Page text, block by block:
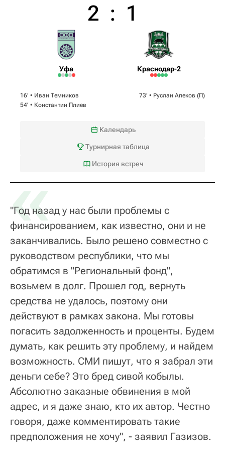
Уфа
2 : 1
Краснодар-2
16‎’‎ • Иван Темников
54‎’‎ • Константин Плиев
73‎’‎ • Руслан Апеков (П)
Календарь
Турнирная таблица
История встреч
«
"Год назад у нас были проблемы с
финансированием, как известно, они и не
заканчивались. Было решено совместно с
руководством республики, что мы
обратимся в "Региональный фонд",
возьмем в долг. Прошел год, вернуть
средства не удалось, поэтому они
действуют в рамках закона. Мы готовы
погасить задолженность и проценты. Будем
думать, как решить эту проблему, и найдем
возможность. СМИ пишут, что я забрал эти
деньги себе? Это бред сивой кобылы.
Абсолютно заказные обвинения в мой
адрес, и я даже знаю, кто их автор. Честно
говоря, даже комментировать такие
предположения не хочу", - заявил Газизов.